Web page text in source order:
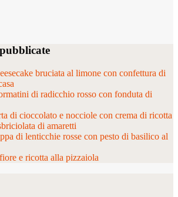
bruciata al limone con confettura di
di radicchio rosso con fonduta di
di cioccolato e nocciole con crema di ricotta
di amaretti
di lenticchie rosse con pesto di basilico al
e ricotta alla pizzaiola